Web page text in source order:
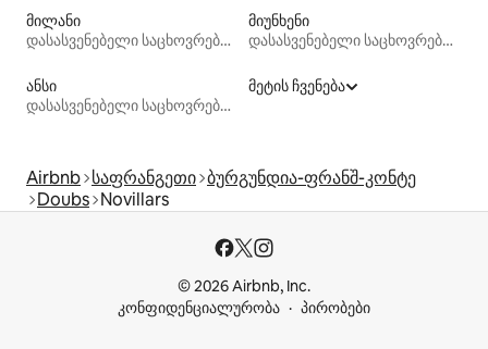
მილანი
დასასვენებელი საცხოვრებლები
მიუნხენი
დასასვენებელი საცხოვრებლები
ანსი
დასასვენებელი საცხოვრებლები
მეტის ჩვენება
Airbnb საფრანგეთი ბურგუნდია-ფრანშ-კონტე
Doubs Novillars
© 2026 Airbnb, Inc.
კონფიდენციალურობა
პირობები